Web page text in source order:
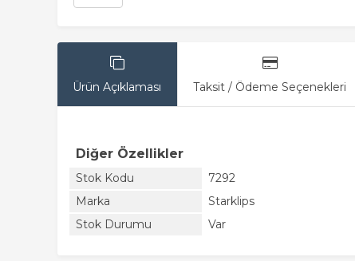
Ürün Açıklaması Taksit / Ödeme Seçenekleri
Diğer Özellikler
Stok Kodu
7292
Marka
Starklips
Stok Durumu
Var